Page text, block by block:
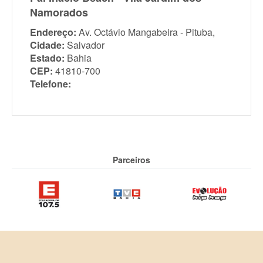
Namorados
Endereço: Av. Octávio Mangabeira - Pituba,
Cidade: Salvador
Estado: Bahia
CEP: 41810-700
Telefone:
Parceiros